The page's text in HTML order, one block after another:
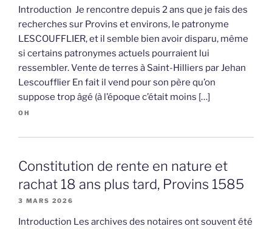
Introduction Je rencontre depuis 2 ans que je fais des
recherches sur Provins et environs, le patronyme
LESCOUFFLIER, et il semble bien avoir disparu, même
si certains patronymes actuels pourraient lui
ressembler. Vente de terres à Saint-Hilliers par Jehan
Lescoufflier En fait il vend pour son père qu’on
suppose trop âgé (à l’époque c’était moins […]
OH
Constitution de rente en nature et
rachat 18 ans plus tard, Provins 1585
3 MARS 2026
Introduction Les archives des notaires ont souvent été